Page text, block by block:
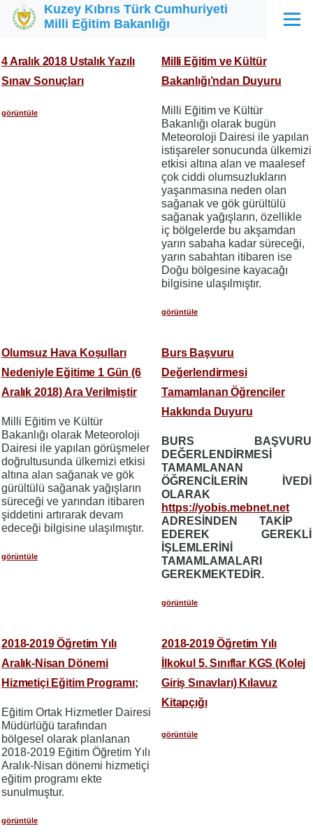
Ana içeriğe atla
Kuzey Kıbrıs Türk Cumhuriyeti
Milli Eğitim Bakanlığı
Menü
4 Aralık 2018 Ustalık Yazılı
Sınav Sonuçları
görüntüle
Milli Eğitim ve Kültür
Bakanlığı’ndan Duyuru
Milli Eğitim ve Kültür
Bakanlığı olarak bugün
Meteoroloji Dairesi ile yapılan
istişareler sonucunda ülkemizi
etkisi altına alan ve maalesef
çok ciddi olumsuzlukların
yaşanmasına neden olan
sağanak ve gök gürültülü
sağanak yağışların, özellikle
iç bölgelerde bu akşamdan
yarın sabaha kadar süreceği,
yarın sabahtan itibaren ise
Doğu bölgesine kayacağı
bilgisine ulaşılmıştır.
görüntüle
Olumsuz Hava Koşulları
Nedeniyle Eğitime 1 Gün (6
Aralık 2018) Ara Verilmiştir
Milli Eğitim ve Kültür
Bakanlığı olarak Meteoroloji
Dairesi ile yapılan görüşmeler
doğrultusunda ülkemizi etkisi
altına alan sağanak ve gök
gürültülü sağanak yağışların
süreceği ve yarından itibaren
şiddetini artırarak devam
edeceği bilgisine ulaşılmıştır.
görüntüle
Burs Başvuru
Değerlendirmesi
Tamamlanan Öğrenciler
Hakkında Duyuru
BURS BAŞVURU
DEĞERLENDİRMESİ
TAMAMLANAN
ÖĞRENCİLERİN İVEDİ
OLARAK
https://yobis.mebnet.net
ADRESİNDEN TAKİP
EDEREK GEREKLİ
İŞLEMLERİNİ
TAMAMLAMALARI
GEREKMEKTEDİR.
görüntüle
2018-2019 Öğretim Yılı
Aralık-Nisan Dönemi
Hizmetiçi Eğitim Programı;
Eğitim Ortak Hizmetler Dairesi
Müdürlüğü tarafından
bölgesel olarak planlanan
2018-2019 Eğitim Öğretim Yılı
Aralık-Nisan dönemi hizmetiçi
eğitim programı ekte
sunulmuştur.
görüntüle
2018-2019 Öğretim Yılı
İlkokul 5. Sınıflar KGS (Kolej
Giriş Sınavları) Kılavuz
Kitapçığı
görüntüle